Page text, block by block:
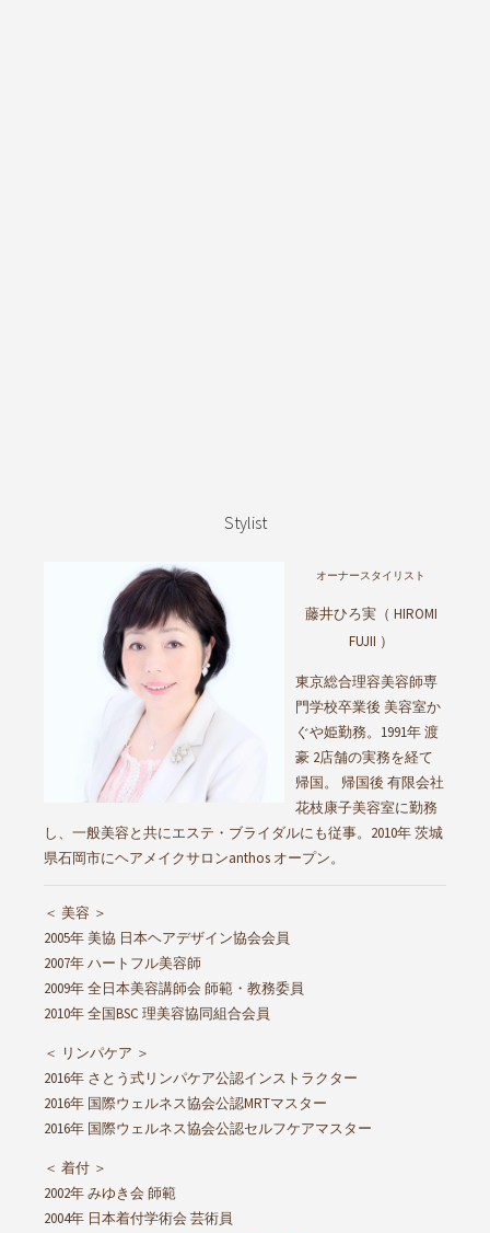
Stylist
オーナースタイリスト
藤井ひろ実（ HIROMI
FUJII ）
東京総合理容美容師専
門学校卒業後 美容室か
ぐや姫勤務。1991年 渡
豪 2店舗の実務を経て
帰国。 帰国後 有限会社
花枝康子美容室に勤務
し、一般美容と共にエステ・ブライダルにも従事。2010年 茨城
県石岡市にヘアメイクサロンanthos オープン。
＜ 美容 ＞
2005年 美協 日本ヘアデザイン協会会員
2007年 ハートフル美容師
2009年 全日本美容講師会 師範・教務委員
2010年 全国BSC 理美容協同組合会員
＜ リンパケア ＞
2016年 さとう式リンパケア公認インストラクター
2016年 国際ウェルネス協会公認MRTマスター
2016年 国際ウェルネス協会公認セルフケアマスター
＜ 着付 ＞
2002年 みゆき会 師範
2004年 日本着付学術会 芸術員